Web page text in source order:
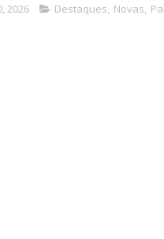
2026 Destaques, Novas,